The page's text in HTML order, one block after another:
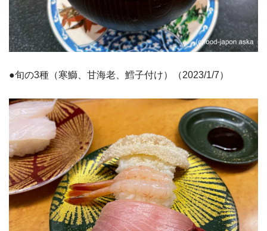
●旬の3種（寒鰤、甘海老、鱈子付け）（2023/1/7）